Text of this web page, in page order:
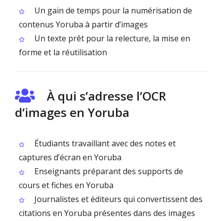
Un gain de temps pour la numérisation de
contenus Yoruba à partir d’images
Un texte prêt pour la relecture, la mise en
forme et la réutilisation
À qui s’adresse l’OCR
d’images en Yoruba
Étudiants travaillant avec des notes et
captures d’écran en Yoruba
Enseignants préparant des supports de
cours et fiches en Yoruba
Journalistes et éditeurs qui convertissent des
citations en Yoruba présentes dans des images